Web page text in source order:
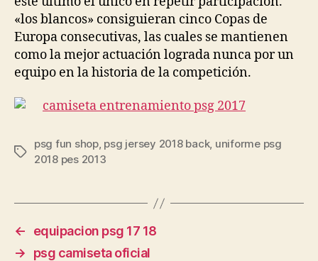
«los blancos» consiguieran cinco Copas de
Europa consecutivas, las cuales se mantienen
como la mejor actuación lograda nunca por un
equipo en la historia de la competición.
Etiquetas
psg fun shop, psg jersey 2018 back, uniforme psg
2018 pes 2013
←
equipacion psg 17 18
→
psg camiseta oficial